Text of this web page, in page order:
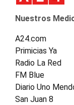
Nuestros
A24.com
Primicias Ya
Radio La Red
FM Blue
Diario Uno
San Juan 8